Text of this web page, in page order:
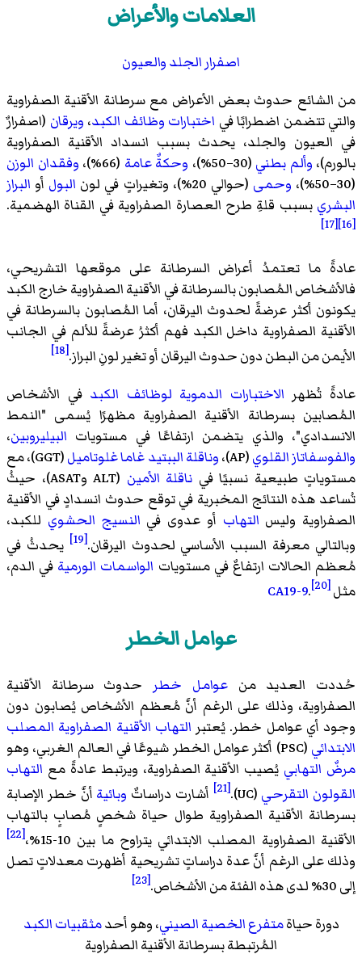
العلامات والأعراض
اصفرار الجلد والعيون
من الشائع حدوث بعض الأعراض مع سرطانة الأقنية الصفراوية
والتي تتضمن اضطرابًا في اختبارات وظائف الكبد، ويرقان (اصفرارٌ
في العيون والجلد، يحدث بسبب انسداد الأقنية الصفراوية
بالورم)، وألم بطني (30–50%)، وحكةٌ عامة (66%)،
وفقدان الوزن
(30–50%)،
وحمى (حوالي 20%)، وتغيراتٍ في لون البول أو البراز
البشري بسبب قلةِ طرح العصارة الصفراوية في القناة الهضمية.
[16]
[17]
عادةً ما تعتمدُ أعراض السرطانة على موقعها التشريحي،
فالأشخاص المُصابون بالسرطانة في الأقنية الصفراوية خارج الكبد
يكونون أكثر عرضةً لحدوث اليرقان، أما المُصابون بالسرطانة في
الأقنية الصفراوية داخل الكبد فهم أكثرُ عرضةً للألم في الجانب
الأيمن من البطن دون حدوث اليرقان أو تغير لونِ البراز.[18]
عادةً تُظهر الاختبارات الدموية لوظائف الكبد في الأشخاص
المُصابين بسرطانة الأقنية الصفراوية مظهرًا يُسمى "النمط
الانسدادي"، والذي يتضمن ارتفاعًا في مستويات البيليروبين،
والفوسفاتاز القلوي(AP)، وناقلة الببتيد غاما غلوتاميل
(GGT)، مع
مستوياتٍ طبيعية نسبيًا في ناقلة الأمين
(ALT وASAT)، حيثُ
تُساعد هذه النتائج المخبرية في توقع حدوث انسدادٍ في الأقنية
الصفراوية وليس التهاب أو عدوى في النسيج الحشوي للكبد،
وبالتالي معرفة السبب الأساسي لحدوث اليرقان.[19]
يحدثُ في
مُعظم الحالات ارتفاعٌ في مستويات الواسمات الورمية في الدم،
مثل
CA19-9.[20]
عوامل الخطر
حُددت العديد منعوامل خطر حدوث سرطانة الأقنية
الصفراوية، وذلك على الرغم أنَّ مُعظم الأشخاص يُصابون دون
وجود أي عوامل خطر. يُعتبر التهاب الأقنية الصفراوية المصلب
الابتدائي (PSC) أكثر عوامل الخطر شيوعًا في العالم الغربي، وهو
مرضٌ التهابي يُصيب الأقنية الصفراوية، ويرتبط عادةً مع التهاب
القولون التقرحي (UC).
[21] أشارت دراساتٌ وبائية أنَّ خطر الإصابة
بسرطانة الأقنية الصفراوية طوال حياة شخصٍ مُصابٍ بالتهاب
الأقنية الصفراوية المصلب الابتدائي يتراوح ما بين 10-15%،
[22]
وذلك على الرغم أنَّ عدة دراساتٍ تشريحية أظهرت معدلاتٍ تصل
إلى 30% لدى هذه الفئة من الأشخاص.
[23]
دورة حياةمتفرع الخصية الصيني، وهو أحدمثقبيات الكبد
المُرتبطة بسرطانة الأقنية الصفراوية